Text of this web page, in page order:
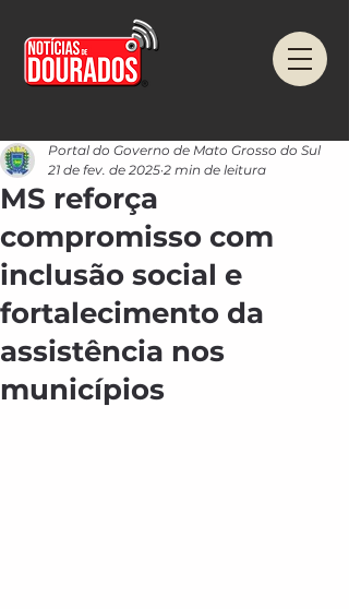
MS reforça
compromisso com
inclusão social e
fortalecimento da
assistência nos
municípios
Portal do Governo de Mato Grosso do Sul
21 de fev. de 2025 2 min de leitura